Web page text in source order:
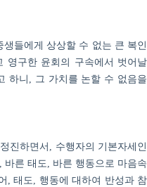
들에게 상상할 수 없는 큰 복인
영구한 윤회의 구속에서 벗어날
하니
그 가치를 논할 수 없음을
진하면서 수행자의 기본자세인
바른 태도 바른 행동으로 마음속
,태도 행동에 대하여 반성과 참